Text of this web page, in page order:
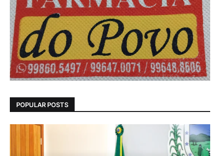
POPULAR POSTS